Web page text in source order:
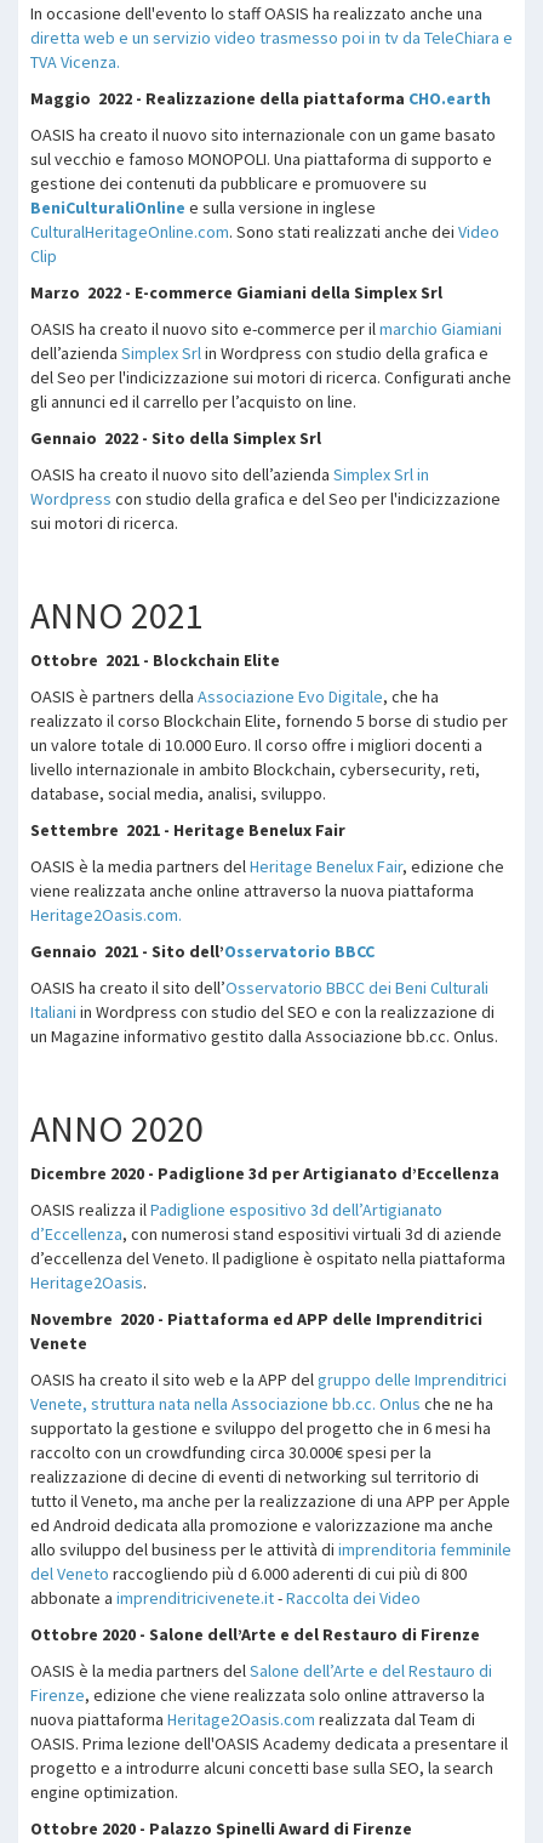
In occasione dell'evento lo staff OASIS ha realizzato anche una
diretta web e un servizio video trasmesso poi in tv da TeleChiara e
TVA Vicenza.
Maggio 2022 - Realizzazione della piattaforma CHO.earth
OASIS ha creato il nuovo sito internazionale con un game basato
sul vecchio e famoso MONOPOLI. Una piattaforma di supporto e
gestione dei contenuti da pubblicare e promuovere su
BeniCulturaliOnline e sulla versione in inglese
CulturalHeritageOnline.com. Sono stati realizzati anche dei Video
Clip
Marzo 2022 - E-commerce Giamiani della Simplex Srl
OASIS ha creato il nuovo sito e-commerce per il marchio Giamiani
dell’azienda Simplex Srl in Wordpress con studio della grafica e
del Seo per l'indicizzazione sui motori di ricerca. Configurati anche
gli annunci ed il carrello per l’acquisto on line.
Gennaio 2022 - Sito della Simplex Srl
OASIS ha creato il nuovo sito dell’azienda Simplex Srl in
Wordpress con studio della grafica e del Seo per l'indicizzazione
sui motori di ricerca.
ANNO 2021
Ottobre 2021 - Blockchain Elite
OASIS è partners della Associazione Evo Digitale, che ha
realizzato il corso Blockchain Elite, fornendo 5 borse di studio per
un valore totale di 10.000 Euro. Il corso offre i migliori docenti a
livello internazionale in ambito Blockchain, cybersecurity, reti,
database, social media, analisi, sviluppo.
Settembre 2021 - Heritage Benelux Fair
OASIS è la media partners del Heritage Benelux Fair, edizione che
viene realizzata anche online attraverso la nuova piattaforma
Heritage2Oasis.com.
Gennaio 2021 - Sito dell’Osservatorio BBCC
OASIS ha creato il sito dell’Osservatorio BBCC dei Beni Culturali
Italiani in Wordpress con studio del SEO e con la realizzazione di
un Magazine informativo gestito dalla Associazione bb.cc. Onlus.
ANNO 2020
Dicembre 2020 - Padiglione 3d per Artigianato d’Eccellenza
OASIS realizza il Padiglione espositivo 3d dell’Artigianato
d’Eccellenza, con numerosi stand espositivi virtuali 3d di aziende
d’eccellenza del Veneto. Il padiglione è ospitato nella piattaforma
Heritage2Oasis.
Novembre 2020 - Piattaforma ed APP delle Imprenditrici
Venete
OASIS ha creato il sito web e la APP del gruppo delle Imprenditrici
Venete, struttura nata nella Associazione bb.cc. Onlus che ne ha
supportato la gestione e sviluppo del progetto che in 6 mesi ha
raccolto con un crowdfunding circa 30.000€ spesi per la
realizzazione di decine di eventi di networking sul territorio di
tutto il Veneto, ma anche per la realizzazione di una APP per Apple
ed Android dedicata alla promozione e valorizzazione ma anche
allo sviluppo del business per le attività di imprenditoria femminile
del Veneto raccogliendo più d 6.000 aderenti di cui più di 800
abbonate a imprenditricivenete.it-Raccolta dei Video
Ottobre 2020 - Salone dell’Arte e del Restauro di Firenze
OASIS è la media partners del Salone dell’Arte e del Restauro di
Firenze, edizione che viene realizzata solo online attraverso la
nuova piattaforma Heritage2Oasis.com realizzata dal Team di
OASIS. Prima lezione dell'OASIS Academy dedicata a presentare il
progetto e a introdurre alcuni concetti base sulla SEO, la search
engine optimization.
Ottobre 2020 - Palazzo Spinelli Award di Firenze